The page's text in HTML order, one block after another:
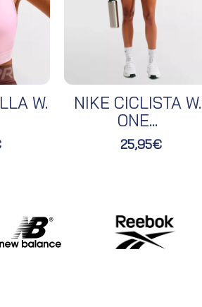
W.
NIKE CICLISTA W.
ONE...
25,95€